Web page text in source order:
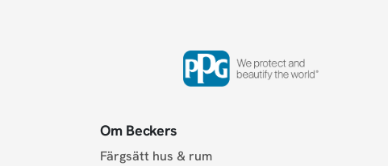
Om Beckers
Färgsätt hus & rum